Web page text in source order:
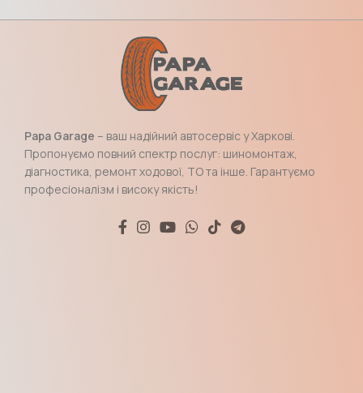
Papa Garage – ваш надійний автосервіс у Харкові.
Пропонуємо повний спектр послуг: шиномонтаж,
діагностика, ремонт ходової, ТО та інше. Гарантуємо
професіоналізм і високу якість!